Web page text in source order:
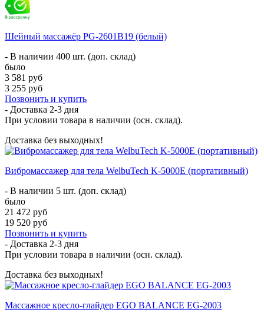
Шейный массажёр PG-2601B19 (белый)
- В наличии 400 шт. (доп. склад)
было
3 581 руб
3 255 руб
Позвонить и купить
- Доставка 2-3 дня
При условии товара в наличии (осн. склад).
Доставка без выходных!
Вибромассажер для тела WelbuTech K-5000E (портативный)
- В наличии 5 шт. (доп. склад)
было
21 472 руб
19 520 руб
Позвонить и купить
- Доставка 2-3 дня
При условии товара в наличии (осн. склад).
Доставка без выходных!
Массажное кресло-глайдер EGO BALANCE EG-2003